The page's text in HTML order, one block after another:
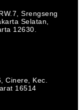
Srengseng
Selatan,
12630.
Cinere, Kec.
16514